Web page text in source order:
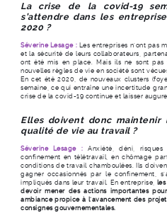
La crise de la covid-19
s’attendre dans les
2020 ?
Séverine Lesage : Les entreprises n’ont pas
et la sécurité de leurs collaborateurs,
ont été mis en place. Mais ils ne sont pas
nouvelles règles de vie en société sont
En cet été 2020, de nouveaux clusters
semaine, ce qui entraîne une incertitude
crise de la covid-19 continue et laisser
Elles doivent donc
qualité de vie au travail ?
Séverine Lesage :
Anxiété, déni, risques
confinement en télétravail, en chômage
conditions de travail chamboulées. Ils
gagner occasionnés par le confinement,
impliqués dans leur travail. En entreprise,
devoir mener des actions importantes
ambiance propice à l’avancement des
consignes gouvernementales.